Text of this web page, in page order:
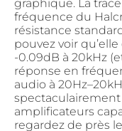
graphique. La
fréquence du
résistance
pouvez voir
-0.09dB à 20kHz
réponse en
audio à
spectaculairement
amplificateurs
regardez de près